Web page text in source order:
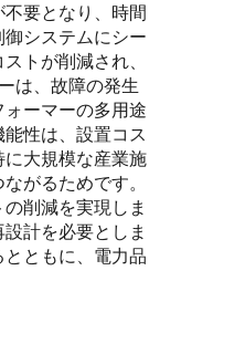
要となり、時間
システムにシー
トが削減され、
は、故障の発生
ーマーの多用途
性は、設置コス
大規模な産業施
がるためです。
削減を実現しま
計を必要としま
ともに、電力品